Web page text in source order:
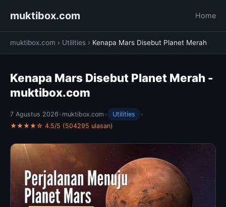
muktibox.com Home
muktibox.com › Utilities › Kenapa Mars Disebut Planet Merah
Kenapa Mars Disebut Planet Merah -
muktibox.com
7 Agustus 2026 • muktibox.com • Utilities
•
★★★★☆ 4.5/5 (504295 ulasan)